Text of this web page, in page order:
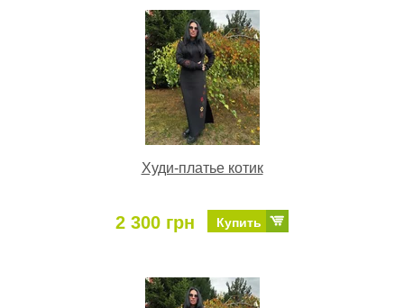
Худи-платье котик
2 300 грн Купить